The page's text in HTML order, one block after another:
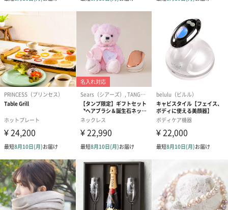
生花
生花のブーケを同梱します。
※9-15時にご注文いただく場合、最短のお届け可能日が通常より
も1日遅くなります。
シーズンブーケ（ひま
わり）（1,880円）
ブーケ（ホワイトグリ
ーン）（1,650円）
ブーケ（ピン
（1,650円）